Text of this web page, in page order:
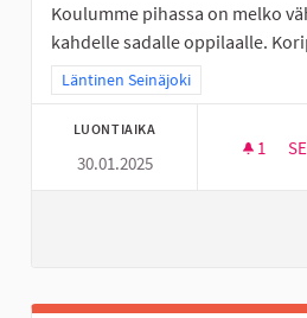
Koulumme pihassa on melko
kahdelle sadalle oppilaalle.
Rajaa tulokset teeman mukaan:
Läntinen Seinäjoki
LUONTIAIKA
30.01.2025
1 1